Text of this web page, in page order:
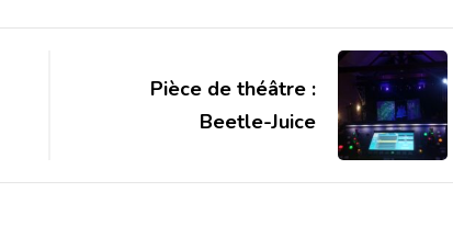
Pièce de théâtre :
Beetle-Juice